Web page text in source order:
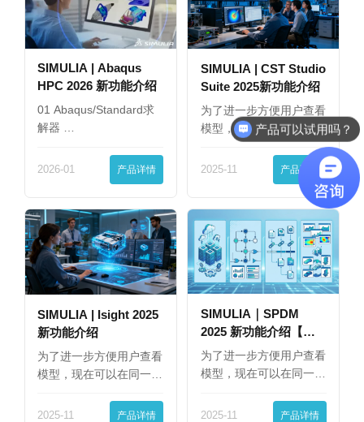
SIMULIA | Abaqus
HPC 2026 新功能介绍
01 Abaqus/Standard求
解器 …
2026-01 产品详情
SIMULIA | CST Studio
Suite 2025新功能介绍
为了进一步方便用户查看
模型，现在可以在同一
2025-11 产品详情
SIMULIA | Isight 2025
新功能介绍
为了进一步方便用户查看
模型，现在可以在同一
2025-11 产品详情
SIMULIA｜SPDM
2025 新功能介绍【下
篇】
为了进一步方便用户查看
模型，现在可以在同一
2025-11 产品详情
产品可以试用吗？